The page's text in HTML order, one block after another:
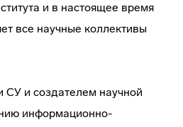
и в настоящее время
все научные коллективы
и создателем научной
информационно-